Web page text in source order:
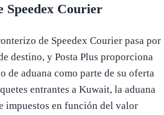
Speedex Courier
de Speedex Courier pasa por
destino, y Posta Plus proporciona
de aduana como parte de su oferta
entrantes a Kuwait, la aduana
impuestos en función del valor